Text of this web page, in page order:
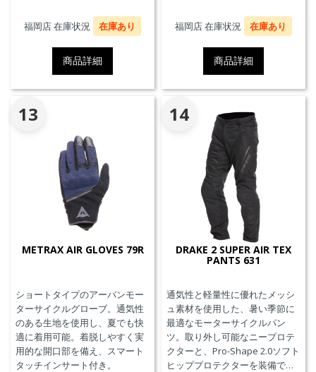
福岡店 在庫状況 在庫あり
商品詳細
福岡店 在庫状況 在庫あり
商品詳細
13
METRAX AIR GLOVES 79R
ショートタイプのアーバンモー
ターサイクルグローブ。通気性
のある生地を使用し、夏でも快
適に着用可能。着脱しやすく実
用的な開口部を備え、スマート
タッチインサート付き。
14
DRAKE 2 SUPER AIR TEX
PANTS 631
通気性と軽量性に優れたメッシ
ュ素材を使用した、暑い季節に
最適なモーターサイクルパン
ツ。取り外し可能なニープロテ
クターと、Pro-Shape 2.0ソフト
ヒッププロテクターを装備でき